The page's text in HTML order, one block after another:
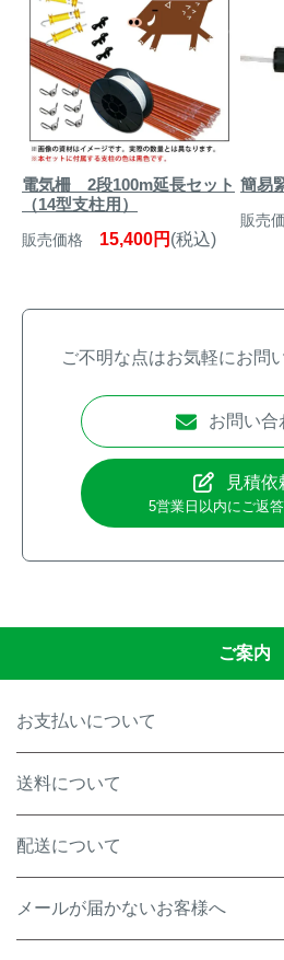
電気柵 2段100m延長セット
（14型支柱用）
販売価格 15,400円 (税込)
簡易
販売
ご不明な点はお気軽にお問
お問い合
見積依
5営業日以内にご返答
ご案内
お支払いについて
送料について
配送について
メールが届かないお客様へ